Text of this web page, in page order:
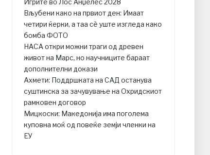
Игрите во Лос Анџелес 2028
Вљубени како на првиот ден: Имаат
четири ќерки, а таа сè уште изгледа како
бомба ФОТО
НАСА откри можни траги од древен
живот на Марс, но научниците бараат
дополнителни докази
Ахмети: Поддршката на САД останува
суштинска за зачувување на Охридскиот
рамковен договор
Мицкоски: Македонија има поголема
куповна моќ од повеќе земји членки на
ЕУ